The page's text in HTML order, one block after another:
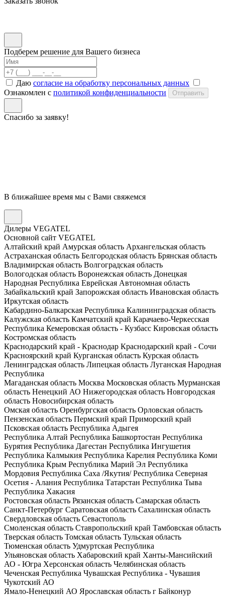
Подберем решение для Вашего бизнеса
Даю согласие на обработку персональных данных
Ознакомлен с политикой конфиденциальности Отправить
Спасибо за заявку!
В ближайшее время мы с Вами свяжемся
Дилеры VEGATEL
Основной сайт VEGATEL
Алтайский край Амурская область Архангельская область
Астраханская область Белгородская область Брянская область
Владимирская область Волгоградская область
Вологодская область Воронежская область Донецкая
Народная Республика Еврейская Автономная область
Забайкальский край Запорожская область Ивановская область
Иркутская область
Кабардино-Балкарская Республика Калининградская область
Калужская область Камчатский край Карачаево-Черкесская
Республика Кемеровская область - Кузбасс Кировская область
Костромская область
Краснодарский край - Краснодар Краснодарский край - Сочи
Красноярский край Курганская область Курская область
Ленинградская область Липецкая область Луганская Народная
Республика
Магаданская область Москва Московская область Мурманская
область Ненецкий АО Нижегородская область Новгородская
область Новосибирская область
Омская область Оренбургская область Орловская область
Пензенская область Пермский край Приморский край
Псковская область Республика Адыгея
Республика Алтай Республика Башкортостан Республика
Бурятия Республика Дагестан Республика Ингушетия
Республика Калмыкия Республика Карелия Республика Коми
Республика Крым Республика Марий Эл Республика
Мордовия Республика Саха /Якутия/Республика Северная
Осетия - Алания Республика Татарстан Республика Тыва
Республика Хакасия
Ростовская область Рязанская область Самарская область
Санкт-Петербург Саратовская область Сахалинская область
Свердловская область Севастополь
Смоленская область Ставропольский край Тамбовская область
Тверская область Томская область Тульская область
Тюменская область Удмуртская Республика
Ульяновская область Хабаровский край Ханты-Мансийский
АО - Югра Херсонская область Челябинская область
Чеченская Республика Чувашская Республика - Чувашия
Чукотский АО
Ямало-Ненецкий АО Ярославская область г Байконур